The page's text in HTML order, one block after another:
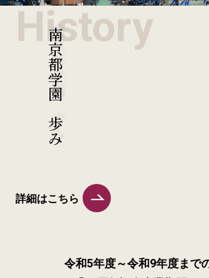
History
南京都学園の歩み
詳細はこちら
令和5年度～令和9年度まで